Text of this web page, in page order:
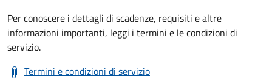
Per conoscere i dettagli di scadenze, requisiti e altre
informazioni importanti, leggi i termini e le condizioni di
servizio.
Termini e condizioni di servizio